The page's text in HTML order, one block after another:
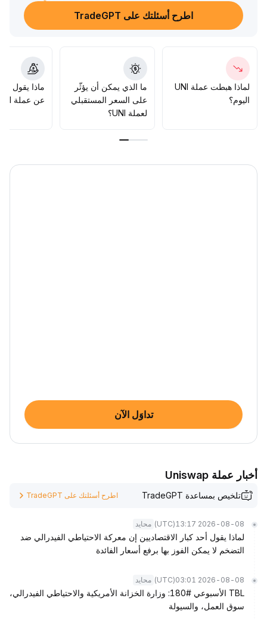
من الناحية الفنية، تعتبر منطقة 3
92–3
10 دولار مقاومة فورية، مع التركيز على 3
80 دولار كمنتصف الاتجاه، ويوصى بالاستراتيجية المتمثلة في
الشراء عند الانخفاضات وزيادة المراكز عند الاختراق، مع إعطاء
أولوية لاغتنام الفرص الناتجة عن تحقيق عوائد البروتوكول
اطرح أسئلتك على TradeGPT
لماذا هبطت عملة UNI
اليوم؟
ما الذي يمكن أن يؤثّر
على السعر المستقبلي
لعملة UNI؟
ماذا يقول
عن عملة UNI؟
تداوَل الآن
أخبار عملة Uniswap
تلخيص بمساعدة TradeGPT اطرح أسئلتك على TradeGPT
2026-08-08 13:17
(UTC) محايد
لماذا يقول أحد كبار الاقتصاديين إن معركة الاحتياطي الفيدرالي ضد
التضخم لا يمكن الفوز بها برفع أسعار الفائدة
2026-08-08 03:01
(UTC) محايد
TBL الأسبوعي #180: وزارة الخزانة الأمريكية والاحتياطي الفيدرالي،
سوق العمل، والسيولة